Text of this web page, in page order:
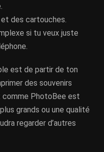
des cartouches.
si tu veux juste
est de partir de ton
des souvenirs
comme PhotoBee est
grands ou une qualité
regarder d’autres